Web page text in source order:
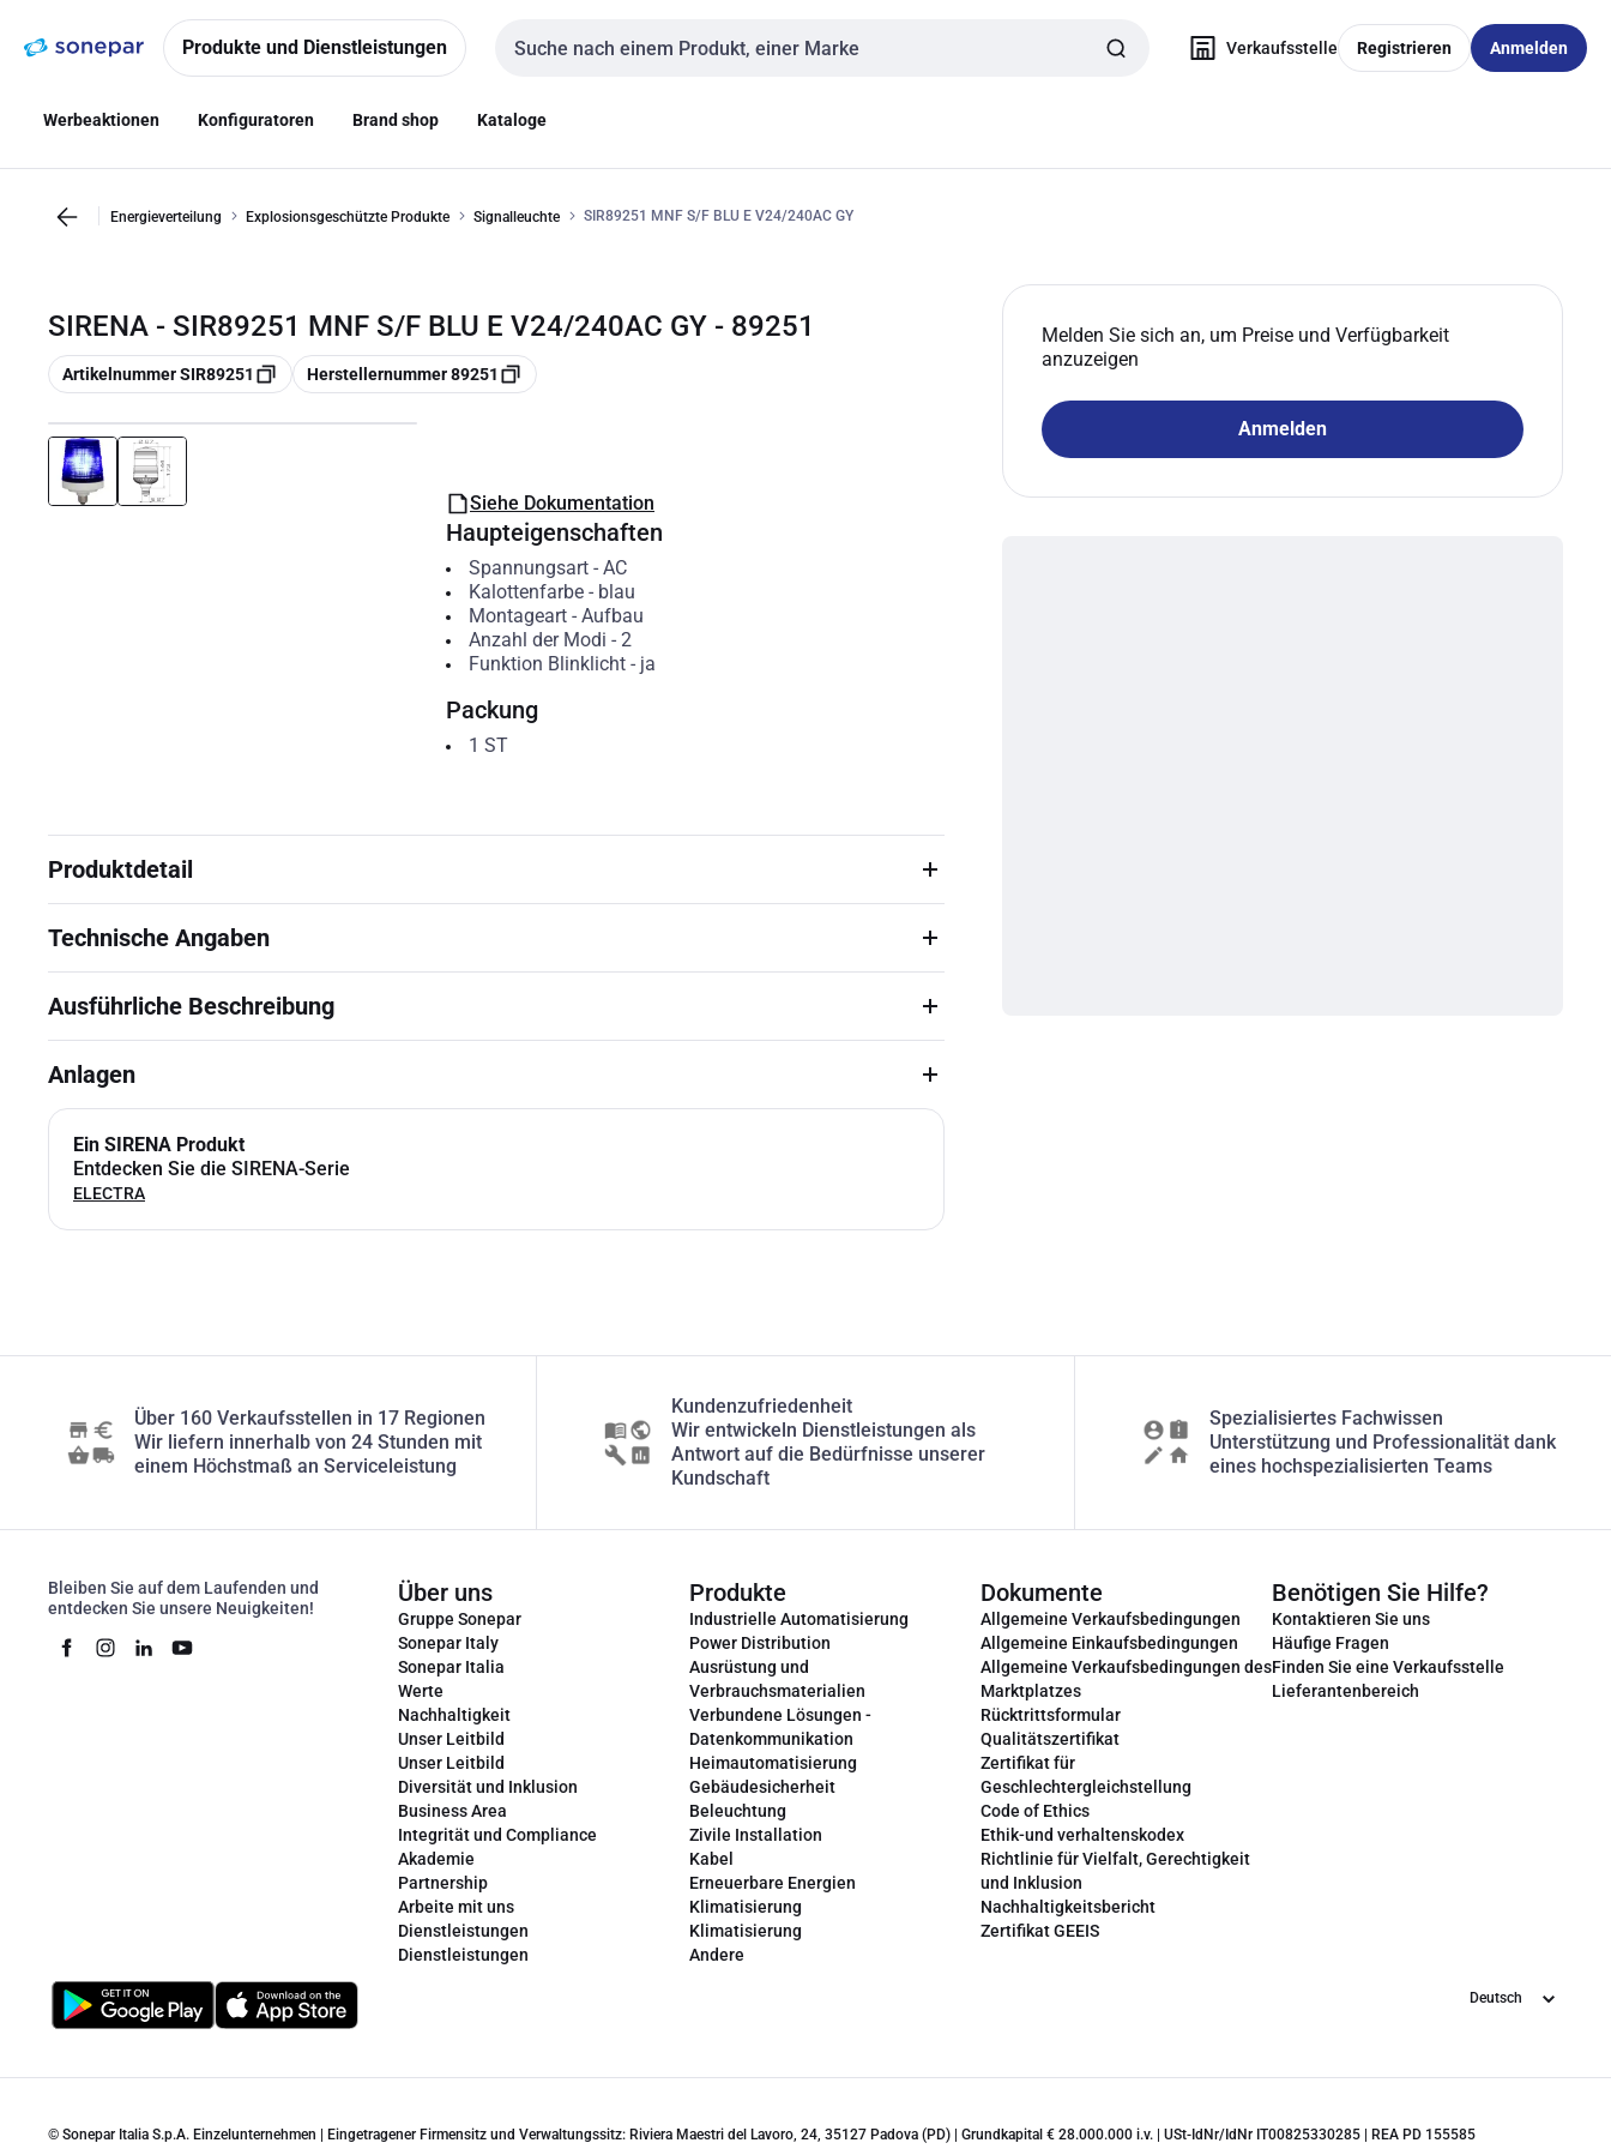
NavigationInhalt
Produkte und Dienstleistungen
Sucheingabe
Verkaufsstelle Registrieren Anmelden
Werbeaktionen Konfiguratoren Brand shop Kataloge
Energieverteilung Explosionsgeschützte Produkte Signalleuchte SIR89251 MNF S/F BLU E V24/240AC GY
SIRENA - SIR89251 MNF S/F BLU E V24/240AC GY - 89251
Kopieren
Artikelnummer SIR89251 Kopieren
Herstellernummer 89251
Melden Sie sich an, um Preise und Verfügbarkeit
anzuzeigen
Anmelden
Siehe Dokumentation
Haupteigenschaften
Spannungsart- AC
Kalottenfarbe- blau
Montageart- Aufbau
Anzahl der Modi - 2
Funktion Blinklicht- ja
Packung
1 ST
Produktdetail
Technische Angaben
Ausführliche Beschreibung
Anlagen
Ein SIRENA Produkt
Entdecken Sie die SIRENA-Serie
ELECTRA
Über 160 Verkaufsstellen in 17 Regionen
Wir liefern innerhalb von 24 Stunden mit
einem Höchstmaß an Serviceleistung
Kundenzufriedenheit
Wir entwickeln Dienstleistungen als
Antwort auf die Bedürfnisse unserer
Kundschaft
Spezialisiertes Fachwissen
Unterstützung und Professionalität dank
eines hochspezialisierten Teams
Bleiben Sie auf dem Laufenden und
entdecken Sie unsere Neuigkeiten!
Über uns
Gruppe Sonepar
Sonepar Italy
Sonepar Italia
Werte
Nachhaltigkeit
Unser Leitbild
Unser Leitbild
Diversität und Inklusion
Business Area
Integrität und Compliance
Akademie
Partnership
Arbeite mit uns
Dienstleistungen
Dienstleistungen
Produkte
Industrielle Automatisierung
Power Distribution
Ausrüstung und
Verbrauchsmaterialien
Verbundene Lösungen -
Datenkommunikation
Heimautomatisierung
Gebäudesicherheit
Beleuchtung
Zivile Installation
Kabel
Erneuerbare Energien
Klimatisierung
Klimatisierung
Andere
Dokumente
Allgemeine Verkaufsbedingungen
Allgemeine Einkaufsbedingungen
Allgemeine Verkaufsbedingungen des
Marktplatzes
Rücktrittsformular
Qualitätszertifikat
Zertifikat für
Geschlechtergleichstellung
Code of Ethics
Ethik-und verhaltenskodex
Richtlinie für Vielfalt, Gerechtigkeit
und Inklusion
Nachhaltigkeitsbericht
Zertifikat GEEIS
Benötigen Sie Hilfe?
Kontaktieren Sie uns
Häufige Fragen
Finden Sie eine Verkaufsstelle
Lieferantenbereich
Sprache
© Sonepar Italia S.p.A. Einzelunternehmen | Eingetragener Firmensitz und Verwaltungssitz: Riviera Maestri del Lavoro, 24, 35127 Padova (PD) | Grundkapital € 28.000.000 i.v. | USt-IdNr/IdNr IT00825330285 | REA PD 155585